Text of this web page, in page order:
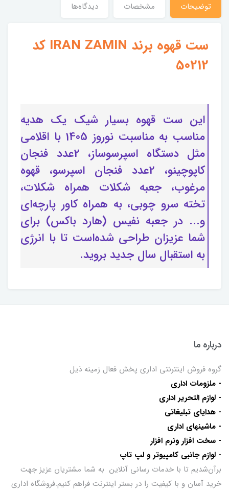
توضیحات مشخصات دیدگاه‌ها
ست قهوه برند IRAN ZAMIN کد
50212
این ست قهوه بسیار شیک یک هدیه
مناسب به مناسبت نوروز 1405 با اقلامی
مثل دستگاه اسپرسوساز، 2عدد فنجان
کاپوچینو، 2عدد فنجان اسپرسو، قهوه
مرغوب، جعبه شکلات همراه شکلات،
تخته سرو چوبی، به همراه کاور پارچه‌ای
و... در جعبه نفیس (هارد باکس) برای
شما عزیزان طراحی شده‌است تا با انرژی
به استقبال سال جدید بروید.
درباره ما
گروه فروش اینترنتی اداری پخش فعال زمینه ذیل
- ملزومات اداری
- لوازم التحریر اداری
- هدایای تبلیغاتی
- ماشینهای اداری
- سخت افزار ونرم افزار
- لوازم جانبی کامپیوتر و لپ تاپ
برآن‌شدیم تا با خدمات رسانی آنلاین به شما مشتریان عزیز جهت
خرید آسان و با کیفیت را در بستر اینترنت فراهم کنیم.فروشگاه اداری